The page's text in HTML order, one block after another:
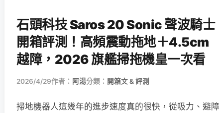
石頭科技 Saros 20 Sonic 聲波騎士
開箱評測！高頻震動拖地＋4.5cm
越障，2026 旗艦掃拖機皇一次看
2026/4/29作者： 阿湯分類： 開箱文 & 評測
掃地機器人這幾年的進步速度真的很快，從吸力、避障